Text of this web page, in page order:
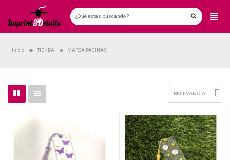
Inicio TIENDA MARCA PAGINAS
RELEVANCIA 